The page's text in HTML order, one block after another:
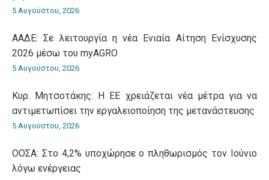
5 Αυγούστου, 2026
ΑΑΔΕ: Σε λειτουργία η νέα Ενιαία Αίτηση Ενίσχυσης
2026 μέσω του myAGRO
5 Αυγούστου, 2026
Κυρ. Μητσοτάκης: Η ΕΕ χρειάζεται νέα μέτρα για να
αντιμετωπίσει την εργαλειοποίηση της μετανάστευσης
5 Αυγούστου, 2026
ΟΟΣΑ: Στο 4,2% υποχώρησε ο πληθωρισμός τον Ιούνιο
λόγω ενέργειας